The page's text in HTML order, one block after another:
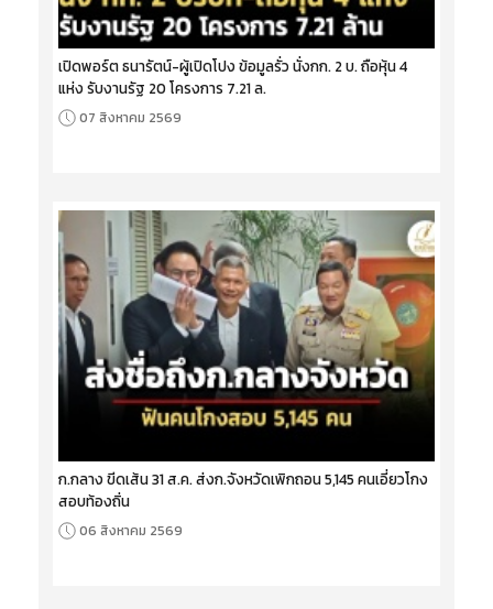
เปิดพอร์ต ธนารัตน์-ผู้เปิดโปง ข้อมูลรั่ว นั่งกก. 2 บ. ถือหุ้น 4
แห่ง รับงานรัฐ 20 โครงการ 7.21 ล.
07 สิงหาคม 2569
ก.กลาง ขีดเส้น 31 ส.ค. ส่งก.จังหวัดเพิกถอน 5,145 คนเอี่ยวโกง
สอบท้องถิ่น
06 สิงหาคม 2569